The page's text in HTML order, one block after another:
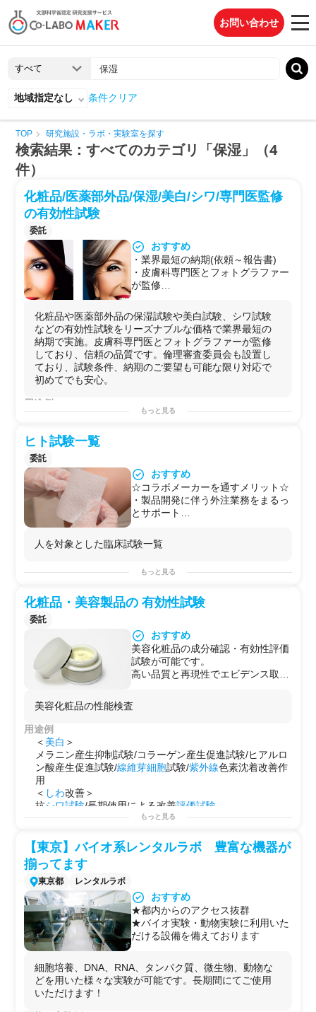
お問い合わせ
地域指定なし 条件クリア
TOP 研究施設・ラボ・実験室を探す
検索結果：すべてのカテゴリ「保湿」（4
件）
化粧品/医薬部外品/保湿/美白/シワ/専門医監修
の有効性試験
委託
おすすめ
・業界最短の納期(依頼～報告書)
・皮膚科専門医とフォトグラファー
が監修
・被験者数やその他の試験条件、納
期のご要望も可能な限り対応
・倫理審査も委託可能
・試験デザインの提案から報告書作
成まで完結
化粧品や医薬部外品の保湿試験や美白試験、シワ試験
などの有効性試験をリーズナブルな価格で業界最短の
納期で実施。皮膚科専門医とフォトグラファーが監修
しており、信頼の品質です。倫理審査委員会も設置し
ており、試験条件、納期のご要望も可能な限り対応で
初めてでも安心。
用途例
【試験項目一覧(1項目から実施可能)】
・美白試験
・シワ試験
・その他の試験(ご要望に応じて評価)
※スクリーニング試験も可能です
【試験品】
化粧品
医薬部外品
【試験概要】
・被験者数：適切な人
数で実施(試験項目による)
・医薬部外品の倫理審査：実施可能
もっと見る
ヒト試験一覧
委託
おすすめ
☆コラボメーカーを通すメリット☆
・製品開発に伴う外注業務をまるっ
とサポート
験・有効性試験などもまとめて受託
可能
・アレルギーテスト（RIPT）
・ノンコメドジェニックテスト
・美白機能評価試験
【実際のお問い合わせ事例】
☆保湿効果を確認したい
製品：化粧品クリーム・美容液 ・
ご提案試験内容：保湿、ハリ弾力試
製品：化粧品区分のクリーム
ご提案試験内容：パッチテスト、累
敏感肌対象パッチテスト、スティン
ギングテスト
人を対象とした臨床試験一覧
もっと見る
化粧品・美容製品の 有効性試験
委託
おすすめ
美容化粧品の成分確認・有効性評価
試験が可能です。
高い品質と再現性でエビデンス取
ます。
【提供試験のポイント】
独自のネットワークにより、基礎研
究だけでなく大学やクリニックと連
携した臨床試験を実現します。
美容化粧品の性能検査
用途例
＜ 美白 ＞
メラニン産生抑制試験/コラーゲン産生促進試験/ヒアルロ
ン酸産生促進試験/線維芽細胞試験/紫外線色素沈着改善作
用
＜ しわ改善＞
抗シワ試験/長期使用による改善評価試験
＜保湿・バリア効果＞
（キメ）解析/表皮細胞を用いたバリア機能促進
＜ 育毛＞
毛髪水分 量測定試験/毛乳頭細胞活性化試験/毛穴改善試験/
細胞賦活試験
もっと見る
【東京】バイオ系レンタルラボ 豊富な機器が
揃ってます
東京都 レンタルラボ
おすすめ
★都内からのアクセス抜群
★バイオ実験・動物実験に利用いた
だける設備を備えております
細胞培養、DNA、RNA、タンパク質、微生物、動物な
どを用いた様々な実験が可能です。長期間にてご使用
いただけます！